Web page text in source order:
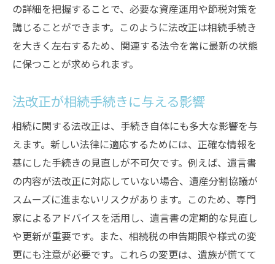
の詳細を把握することで、必要な資産運用や節税対策を
講じることができます。このように法改正は相続手続き
を大きく左右するため、関連する法令を常に最新の状態
に保つことが求められます。
法改正が相続手続きに与える影響
相続に関する法改正は、手続き自体にも多大な影響を与
えます。新しい法律に適応するためには、正確な情報を
基にした手続きの見直しが不可欠です。例えば、遺言書
の内容が法改正に対応していない場合、遺産分割協議が
スムーズに進まないリスクがあります。このため、専門
家によるアドバイスを活用し、遺言書の定期的な見直し
や更新が重要です。また、相続税の申告期限や様式の変
更にも注意が必要です。これらの変更は、遺族が慌てて